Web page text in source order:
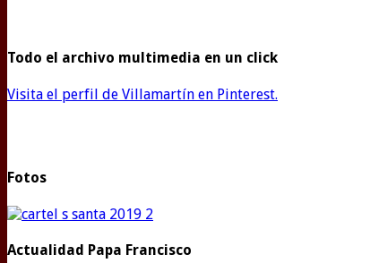
Todo el archivo multimedia en un click
Visita el perfil de Villamartín en Pinterest.
Fotos
Actualidad Papa Francisco